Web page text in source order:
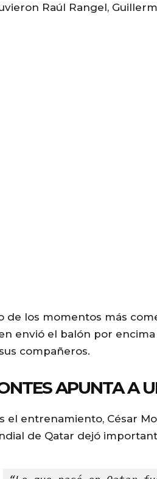
Raúl Rangel,
de los momentos más
envió el balón por
compañeros.
APUNTA A
el entrenamiento, César
de Qatar dejó